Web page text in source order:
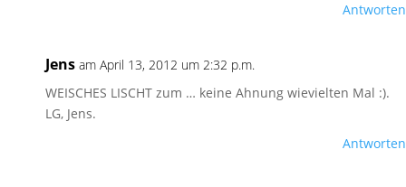
Antworten
Jens am April 13, 2012 um 2:32 p.m.
WEISCHES LISCHT zum … keine Ahnung wievielten Mal :).
LG, Jens.
Antworten